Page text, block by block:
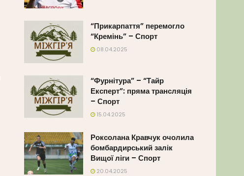
“Прикарпаття” перемогло
“Кремінь” – Спорт
08.04.2025
“Фурнітура” – “Тайр
Експерт”: пряма трансляція
– Спорт
15.04.2025
Роксолана Кравчук очолила
бомбардирський залік
Вищої ліги – Спорт
20.04.2025